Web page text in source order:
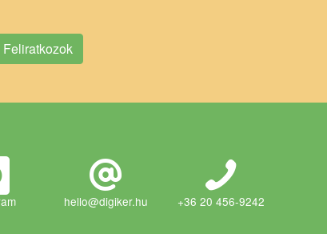
Feliratkozok
hello@digiker.hu +36 20 456-9242